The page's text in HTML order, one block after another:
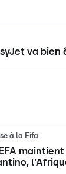
va bien
à la Fifa